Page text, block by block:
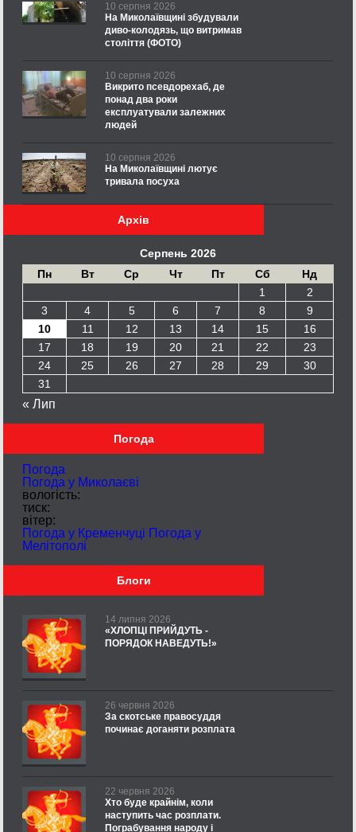
10 серпня 2026
На Миколаївщині збудували
диво-колодязь, що витримав
століття (ФОТО)
10 серпня 2026
Викрито псевдорехаб, де
понад два роки
експлуатували залежних
людей
10 серпня 2026
На Миколаївщині лютує
тривала посуха
Архів
Серпень 2026
Пн
Вт Ср Чт Пт Сб
Нд
1
2
3
4 5 6 7 8
9
10
11 12 13 14 15
16
17
18 19 20 21 22
23
24
25 26 27 28 29
30
31
« Лип
Погода
Погода
Погода у Миколаєві
вологість:
тиск:
вітер:
Погода у Кременчуці Погода у
Мелітополі
Блоги
14 липня 2026
«ХЛОПЦІ ПРИЙДУТЬ -
ПОРЯДОК НАВЕДУТЬ!»
26 червня 2026
За скотське правосуддя
починає доганяти розплата
22 червня 2026
Хто буде крайнім, коли
наступить час розплати.
Пограбування народу і